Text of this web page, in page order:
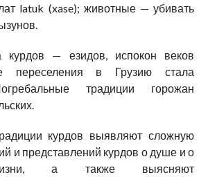
latuk (xase); животные — убивать
курдов — езидов, испокон веков
переселения в Грузию стала
традиции горожан
курдов выявляют сложную
и представлений курдов о душе и о
а также выясняют